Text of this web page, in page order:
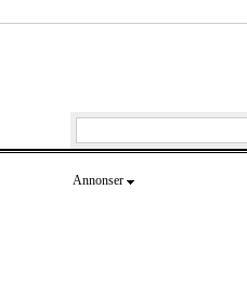
Annonser